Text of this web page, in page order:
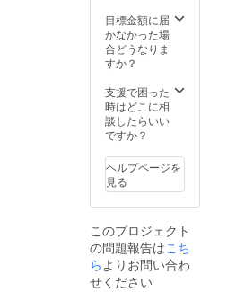
す。 ●T
シャツ
(当日受
け取り
を基本
とさせ
ていた
す。)
通費や
滞在
費：支
費や滞
在費は
各自で
ご負担
い。
＊
支援者
様との
法：詳
細は
メール
で連絡
しま
市総合
運動公
園 陸上
競技場
参加者
は競技
開始の
30分前
地に到
着し受
付を済
ませて
い。
＊
支援者
様の交
通費や
目標金額に届
かなかった場
合どうなりま
すか？
支援で困った
時はどこに相
談したらいい
ですか？
ヘルプページを
見る
このプロジェクト
の問題報告はこち
らよりお問い合わ
せください